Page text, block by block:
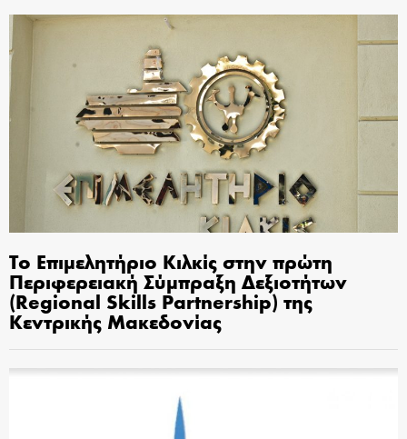
Το Επιμελητήριο Κιλκίς στην πρώτη
Περιφερειακή Σύμπραξη Δεξιοτήτων
(Regional Skills Partnership) της
Κεντρικής Μακεδονίας